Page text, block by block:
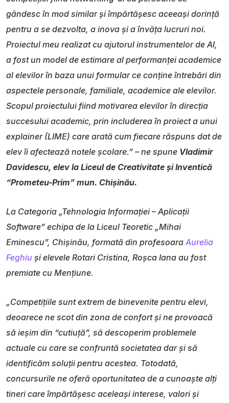
gândesc în mod similar și împărtășesc aceeași dorință
pentru a se dezvolta, a inova și a învăța lucruri noi.
Proiectul meu realizat cu ajutorul instrumentelor de AI,
a fost un model de estimare al performanței academice
al elevilor în baza unui formular ce conține întrebări din
aspectele personale, familiale, academice ale elevilor.
Scopul proiectului fiind motivarea elevilor în direcția
succesului academic, prin includerea în proiect a unui
explainer (LIME) care arată cum fiecare răspuns dat de
elev îi afectează notele școlare.” – ne spune Vladimir
Davidescu, elev la Liceul de Creativitate și Inventică
“Prometeu-Prim” mun. Chișinău.
La Categoria „Tehnologia Informației – Aplicații
Software” echipa de la Liceul Teoretic „Mihai
Eminescu”, Chișinău, formată din profesoara Aurelia
Feghiu și elevele Rotari Cristina, Roșca Iana au fost
premiate cu Mențiune.
„Competițiile sunt extrem de binevenite pentru elevi,
deoarece ne scot din zona de confort și ne provoacă
să ieșim din “cutiuță”, să descoperim problemele
actuale cu care se confruntă societatea dar și să
identificăm soluții pentru acestea. Totodată,
concursurile ne oferă oportunitatea de a cunoaște alți
tineri care împărtășesc aceleași interese, valori și